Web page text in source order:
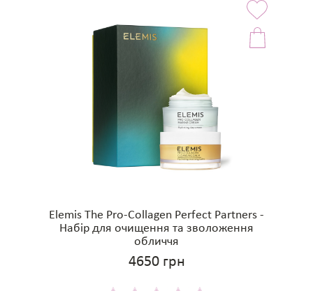
Elemis The Pro-Collagen Perfect Partners -
Набір для очищення та зволоження
обличчя
4650 грн